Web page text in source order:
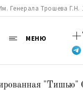
Генерала Трошева Г.Н.
МЕНЮ
"Тишью"